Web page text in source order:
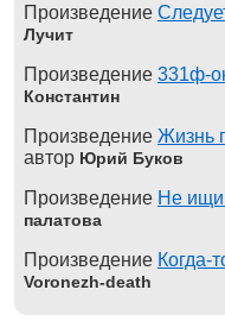
Произведение
Лучит
Произведение 331ф-
Константин
Произведение Жизнь
автор Юрий Буков
Произведение Не
палатова
Произведение Когда-
Voronezh-death